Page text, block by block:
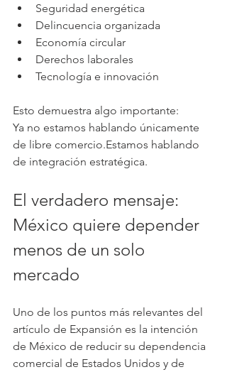
Seguridad energética
Delincuencia organizada
Economía circular
Derechos laborales
Tecnología e innovación
Esto demuestra algo importante:
Ya no estamos hablando únicamente
de libre comercio.Estamos hablando
de integración estratégica.
El verdadero mensaje:
México quiere depender
menos de un solo
mercado
Uno de los puntos más relevantes del
artículo de Expansión es la intención
de México de reducir su dependencia
comercial de Estados Unidos y de